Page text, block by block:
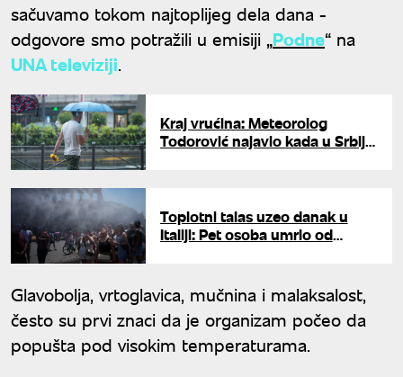
sačuvamo tokom najtoplijeg dela dana -
odgovore smo potražili u emisiji „Podne“ na
UNA televiziji.
Kraj vrućina: Meteorolog
Todorović najavio kada u Srbiju
Toplotni talas uzeo danak u
Italiji: Pet osoba umrlo od
Glavobolja, vrtoglavica, mučnina i malaksalost,
često su prvi znaci da je organizam počeo da
popušta pod visokim temperaturama.